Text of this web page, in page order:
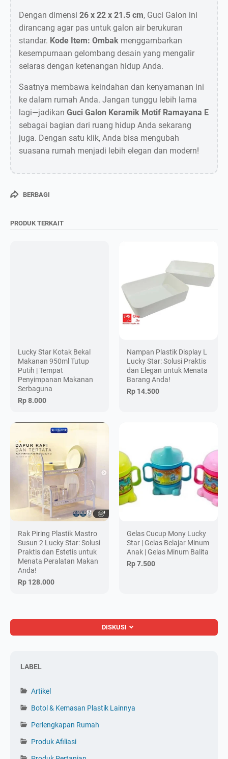
Dengan dimensi 26 x 22 x 21.5 cm, Guci Galon ini
dirancang agar pas untuk galon air berukuran
standar. Kode Item: Ombak menggambarkan
kesempurnaan gelombang desain yang mengalir
selaras dengan ketenangan hidup Anda.
Saatnya membawa keindahan dan kenyamanan ini
ke dalam rumah Anda. Jangan tunggu lebih lama
lagi—jadikan Guci Galon Keramik Motif Ramayana E
sebagai bagian dari ruang hidup Anda sekarang
juga. Dengan satu klik, Anda bisa mengubah
suasana rumah menjadi lebih elegan dan modern!
BERBAGI
PRODUK TERKAIT
Lucky Star Kotak Bekal
Makanan 950ml Tutup
Putih | Tempat
Penyimpanan Makanan
Serbaguna
Rp 8.000
Nampan Plastik Display L
Lucky Star: Solusi Praktis
dan Elegan untuk Menata
Barang Anda!
Rp 14.500
Rak Piring Plastik Mastro
Susun 2 Lucky Star: Solusi
Praktis dan Estetis untuk
Menata Peralatan Makan
Anda!
Rp 128.000
Gelas Cucup Mony Lucky
Star | Gelas Belajar Minum
Anak | Gelas Minum Balita
Rp 7.500
DISKUSI
LABEL
Artikel
Botol & Kemasan Plastik Lainnya
Perlengkapan Rumah
Produk Afiliasi